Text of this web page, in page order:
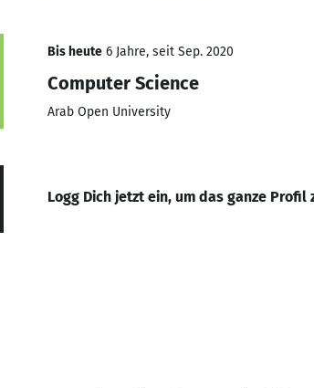
Bis heute 6 Jahre, seit Sep. 2020
Computer Science
Arab Open University
Logg Dich jetzt ein, um das ganze Profil